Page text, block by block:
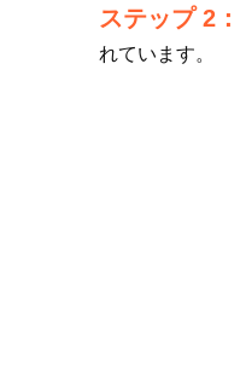
ステップ 2：
れています。